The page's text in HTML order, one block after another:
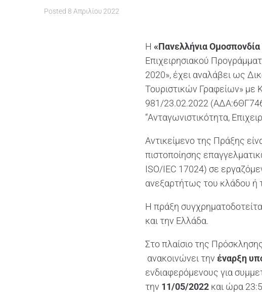
Posted 8 Απριλίου 2022
Η «Πανελλήνια
Επιχειρησιακού
2020», έχει αναλάβει ως
Τουριστικών Γραφείων»
981/23.02.2022
“Ανταγωνιστικότητα,
Αντικείμενο της Πράξης
πιστοποίησης
ISO/IEC 17024) σε
ανεξαρτήτως του κλάδου ή
Η πράξη
και την Ελλάδα.
Στο πλαίσιο της
ανακοινώνει την έναρξη
ενδιαφερόμενους για
την 11/05/2022 και ώρα